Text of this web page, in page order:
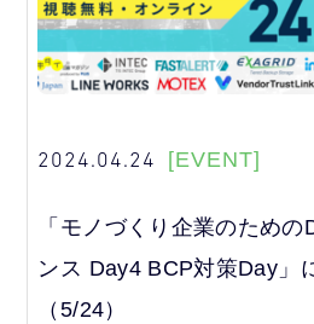
2024.04.24 [EVENT]
「モノづくり企業のため
ンス Day4 BCP対策Day」
（5/24）